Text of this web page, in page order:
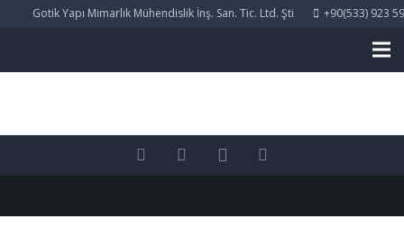
Gotik Yapı Mimarlık Mühendislik İnş. San. Tic. Ltd. Şti +90(533) 923